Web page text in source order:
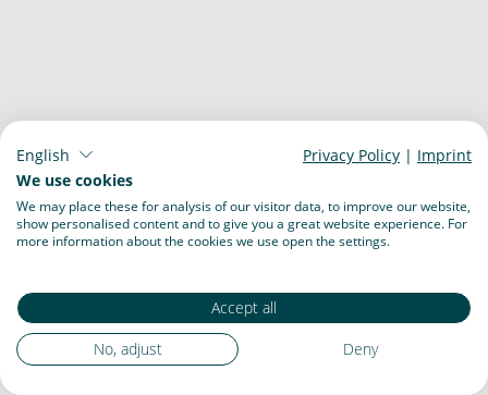
English Privacy Policy | Imprint
We use cookies
We may place these for analysis of our visitor data, to improve our website,
show personalised content and to give you a great website experience. For
more information about the cookies we use open the settings.
Accept all
No, adjust
Deny